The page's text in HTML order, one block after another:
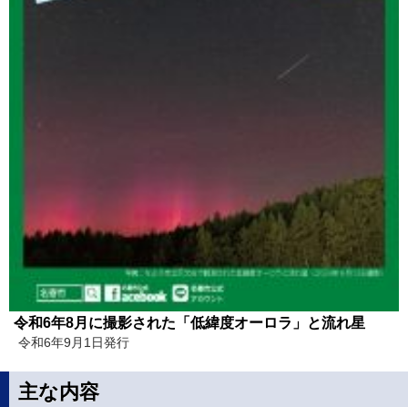
令和6年8月に撮影された「低緯度オーロラ」と流れ星
令和6年9月1日発行
主な内容